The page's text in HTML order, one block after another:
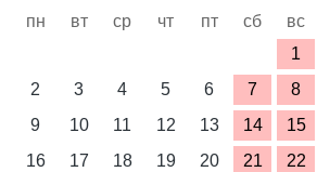
пн вт ср чт пт сб
вс
1
2
3 4 5 6 7
8
9
10 11 12 13 14
15
16
17 18 19 20 21
22